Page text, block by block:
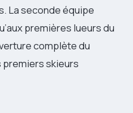
La seconde équipe
premières lueurs du
complète du
premiers skieurs